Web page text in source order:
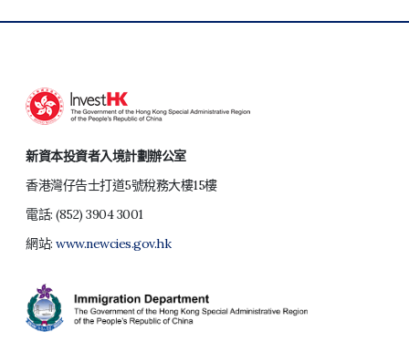
新資本投資者入境計劃辦公室
香港灣仔告士打道5號稅務大樓15樓
電話:(852) 3904 3001
網站:www.newcies.gov.hk